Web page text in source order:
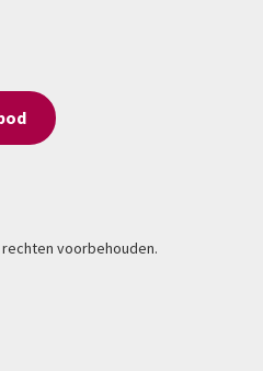
rechten voorbehouden.